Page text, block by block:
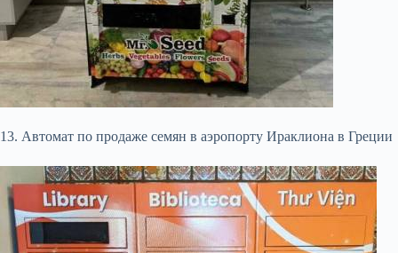
13. Автомат по продаже семян в аэропорту Ираклиона в Греции